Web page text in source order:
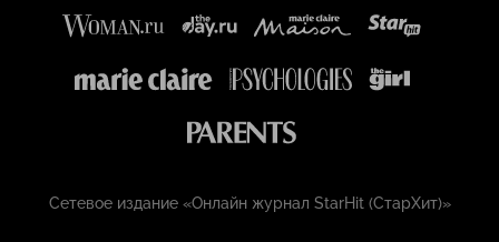
Сетевое издание «Онлайн журнал StarHit (СтарХит)»